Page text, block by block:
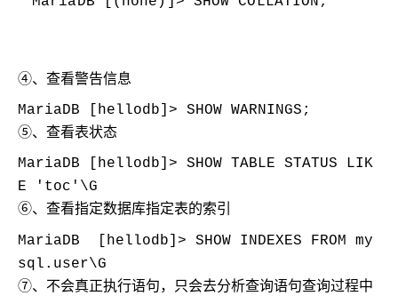
④、查看警告信息
MariaDB [hellodb]> SHOW WARNINGS;
⑤、查看表状态
MariaDB [hellodb]> SHOW TABLE STATUS LIK
E
'toc' \G
⑥、查看指定数据库指定表的索引
MariaDB [hellodb]> SHOW INDEXES FROM my
sql.user\G
⑦、不会真正执行语句，只会去分析查询语句查询过程中